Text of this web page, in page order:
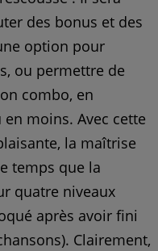
des bonus et des
option pour
ou permettre de
combo, en
moins. Avec cette
la maîtrise
temps que la
quatre niveaux
après avoir fini
Clairement,